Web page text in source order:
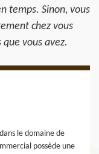
temps. Sinon, vous
chez vous
vous avez.
le domaine de
possède une